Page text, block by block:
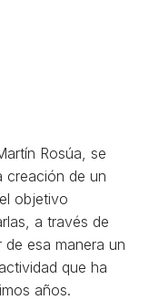
Rosúa, se
creación de un
objetivo
a través de
esa manera un
que ha
años.